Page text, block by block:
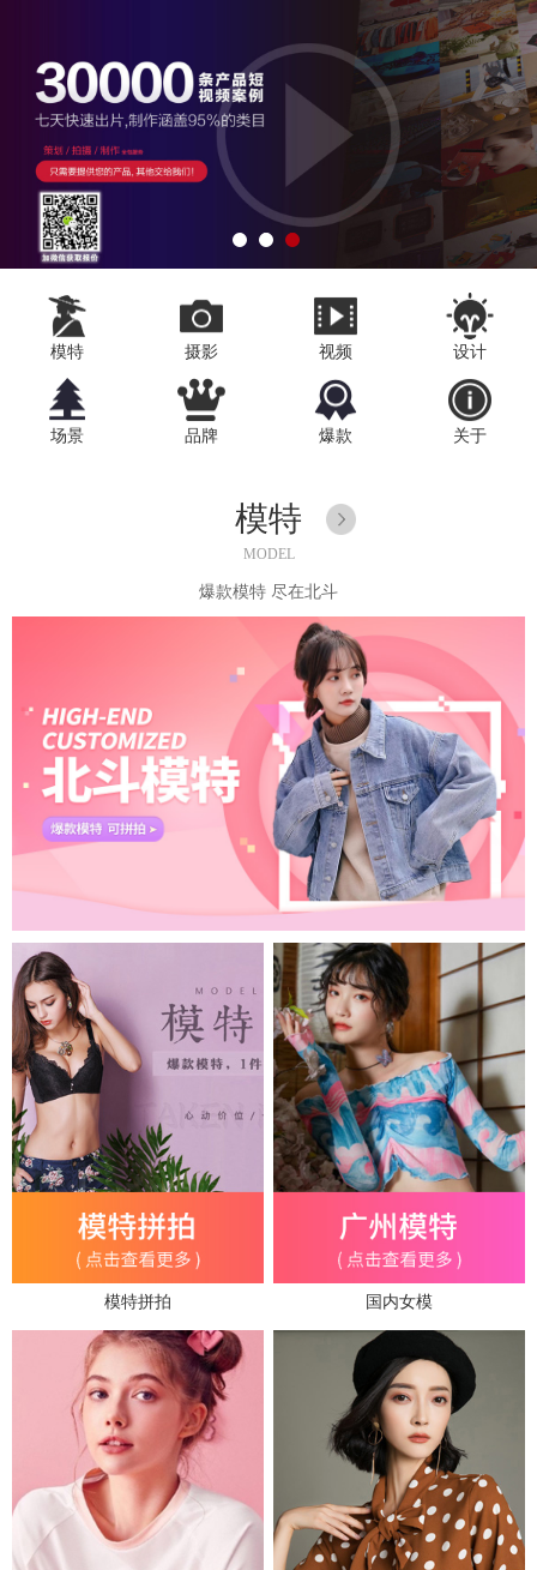
1 2 3
模特 摄影 视频 设计
场景 品牌 爆款 关于
模特
MODEL
爆款模特 尽在北斗
模特拼拍 国内女模